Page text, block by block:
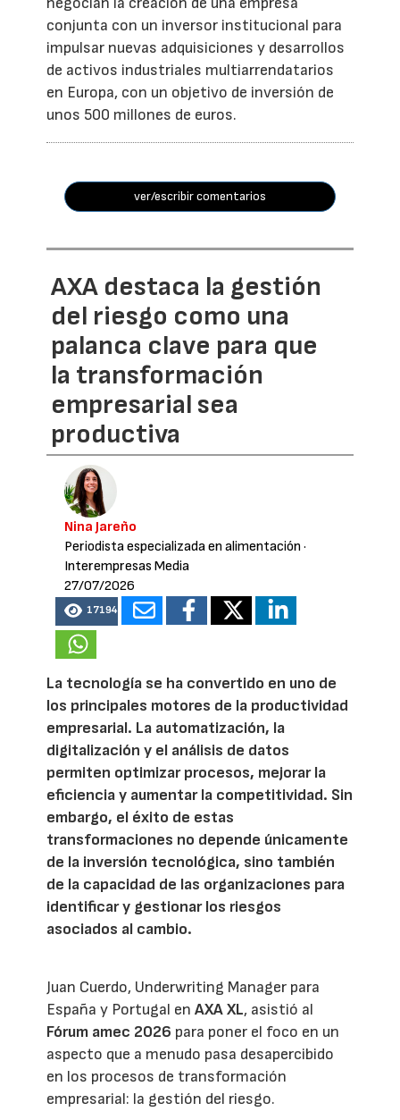
conjunta con un inversor institucional para
impulsar nuevas adquisiciones y desarrollos
de activos industriales multiarrendatarios
en Europa, con un objetivo de inversión de
unos 500 millones de euros.
ver/escribir comentarios
AXA destaca la gestión
del riesgo como una
palanca clave para que
la transformación
empresarial sea
productiva
Nina Jareño
Periodista especializada en alimentación ·
Interempresas Media
27/07/2026
17194
La tecnología se ha convertido en uno de
los principales motores de la productividad
empresarial. La automatización, la
digitalización y el análisis de datos
permiten optimizar procesos, mejorar la
eficiencia y aumentar la competitividad. Sin
embargo, el éxito de estas
transformaciones no depende únicamente
de la inversión tecnológica, sino también
de la capacidad de las organizaciones para
identificar y gestionar los riesgos
asociados al cambio.
Juan Cuerdo, Underwriting Manager para
España y Portugal enAXA XL, asistió al
Fórum amec 2026 para poner el foco en un
aspecto que a menudo pasa desapercibido
en los procesos de transformación
empresarial: la gestión del riesgo.